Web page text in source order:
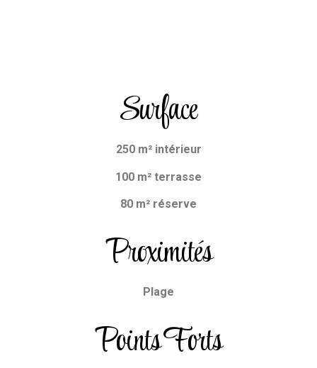
Surface
250 m² intérieur
100 m² terrasse
80 m² réserve
Proximités
Plage
Points Forts